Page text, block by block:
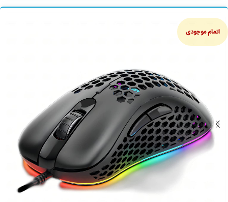
اتمام موجودی